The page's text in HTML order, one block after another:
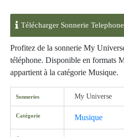
Télécharger Sonnerie
Profitez de la sonnerie My
téléphone. Disponible en formats
appartient à la catégorie Musique.
Sonneries My Universe
Catégorie Musique